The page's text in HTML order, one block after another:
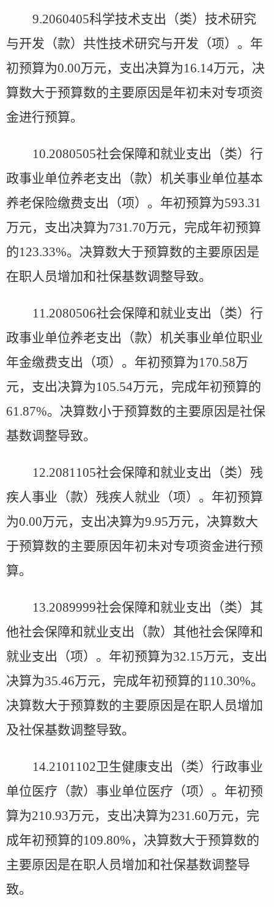
9.2060405科学技术支出（类）技术研究
与开发（款）共性技术研究与开发（项）。年
初预算为0.00万元，支出决算为16.14万元，决
算数大于预算数的主要原因是年初未对专项资
金进行预算。
10.2080505社会保障和就业支出（类）行
政事业单位养老支出（款）机关事业单位基本
养老保险缴费支出（项）。年初预算为593.31
万元，支出决算为731.70万元，完成年初预算
的123.33%。决算数大于预算数的主要原因是
在职人员增加和社保基数调整导致。
11.2080506社会保障和就业支出（类）行
政事业单位养老支出（款）机关事业单位职业
年金缴费支出（项）。年初预算为170.58万
元，支出决算为105.54万元，完成年初预算的
61.87%。决算数小于预算数的主要原因是社保
基数调整导致。
12.2081105社会保障和就业支出（类）残
疾人事业（款）残疾人就业（项）。年初预算
为0.00万元，支出决算为9.95万元，决算数大
于预算数的主要原因年初未对专项资金进行预
算。
13.2089999社会保障和就业支出（类）其
他社会保障和就业支出（款）其他社会保障和
就业支出（项）。年初预算为32.15万元，支出
决算为35.46万元，完成年初预算的110.30%。
决算数大于预算数的主要原因是在职人员增加
及社保基数调整导致。
14.2101102卫生健康支出（类）行政事业
单位医疗（款）事业单位医疗（项）。年初预
算为210.93万元，支出决算为231.60万元，完
成年初预算的109.80%，决算数大于预算数的
主要原因是在职人员增加和社保基数调整导
致。